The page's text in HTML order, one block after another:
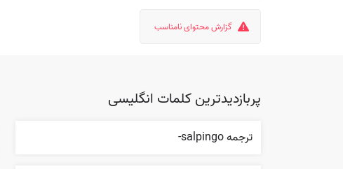
گزارش محتوای نامناسب
پربازدیدترین کلمات انگلیسی
ترجمه salpingo-